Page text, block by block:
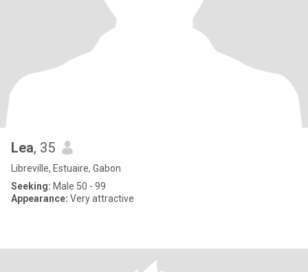
Lea, 35
Libreville, Estuaire, Gabon
Seeking: Male 50 - 99
Appearance: Very attractive